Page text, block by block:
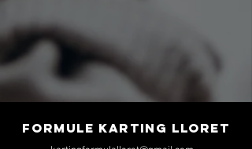
FORMULE KARTING LLORET